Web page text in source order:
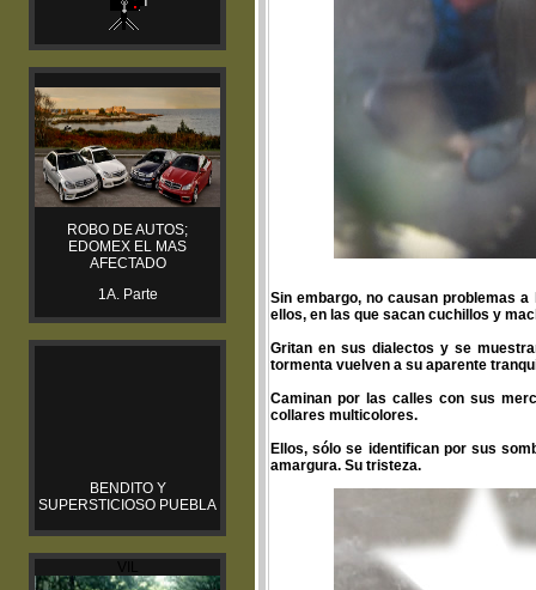
ROBO DE AUTOS;
EDOMEX EL MAS
AFECTADO
1A. Parte
BENDITO Y
SUPERSTICIOSO PUEBLA
Sin embargo, no causan problemas
ellos, en las que sacan cuchillos y
Gritan en sus dialectos y se
tormenta vuelven a su aparente
Caminan por las calles con sus
collares multicolores.
Ellos, sólo se identifican por sus
amargura. Su tristeza.